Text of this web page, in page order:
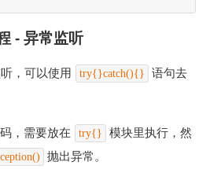
- 异常监听
，可以使用 try{}catch(){}
语句去
，需要放在 try{}
模块里执行，然
抛出异常。